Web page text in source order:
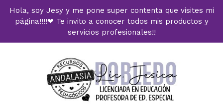
Hola, soy Jesy y me pone super contenta que visites mi
página!!!!❤ Te invito a conocer todos mis productos y
servicios profesionales!!